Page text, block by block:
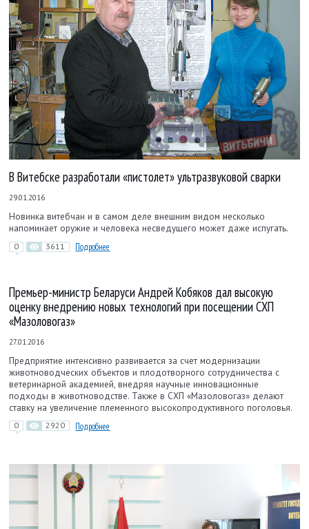
В Витебске разработали «пистолет» ультразвуковой сварки
29.01.2016
Новинка витебчан и в самом деле внешним видом несколько
напоминает оружие и человека несведущего может даже испугать.
0 3611 Подробнее
Премьер-министр Беларуси Андрей Кобяков дал высокую
оценку внедрению новых технологий при посещении СХП
«Мазоловогаз»
27.01.2016
Предприятие интенсивно развивается за счет модернизации
животноводческих объектов и плодотворного сотрудничества с
ветеринарной академией, внедряя научные инновационные
подходы в животноводстве. Также в СХП «Мазоловогаз» делают
ставку на увеличение племенного высокопродуктивного поголовья.
0 2920 Подробнее